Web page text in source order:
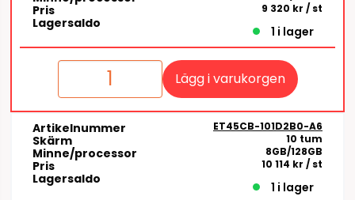
Pris 9 320 kr / st
Lagersaldo
1 i lager
Lägg i varukorgen
Artikelnummer ET45CB-101D2B0-A6
Skärm 10 tum
Minne/processor 8GB/128GB
Pris 10 114 kr / st
Lagersaldo
1 i lager